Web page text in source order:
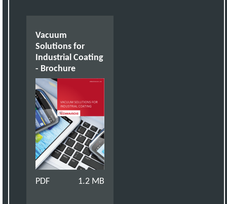
Vacuum
Solutions for
Industrial Coating
- Brochure
PDF 1.2 MB